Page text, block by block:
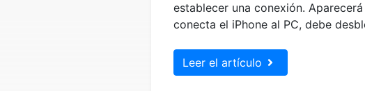
establecer una conexión.
conecta el iPhone al PC, debe
Leer el artículo